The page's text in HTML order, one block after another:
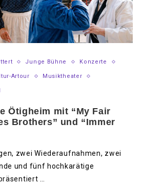
Junge Bühne Konzerte
Artour Musiktheater
Ötigheim mit “My Fair
Brothers” und “Immer
zwei Wiederaufnahmen, zwei
und fünf hochkarätige
…